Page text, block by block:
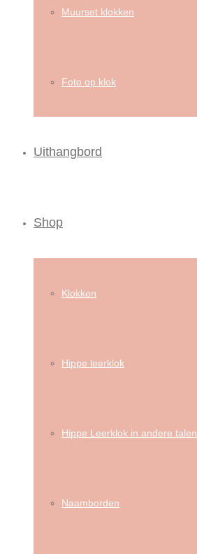
Muurset klokken
Foto op klok
Uithangbord
Shop
Klokken
Hippe leerklok
Hippe Leerklok in andere talen
Naamborden